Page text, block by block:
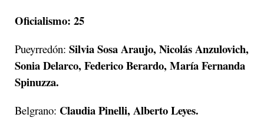
Oficialismo: 25
Pueyrredón: Silvia Sosa Araujo, Nicolás Anzulovich,
Sonia Delarco, Federico Berardo, María Fernanda
Spinuzza.
Belgrano: Claudia Pinelli, Alberto Leyes.